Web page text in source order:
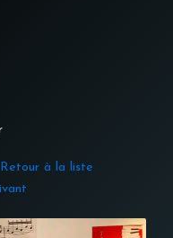
Retour à la liste